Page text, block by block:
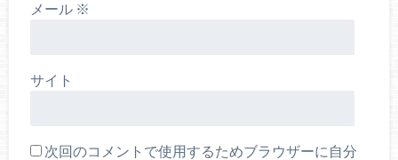
メール ※
サイト
次回のコメントで使用するためブラウザーに自分